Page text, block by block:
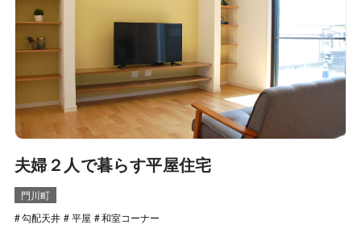
夫婦２人で暮らす平屋住宅
門川町
勾配天井
平屋 和室コーナー